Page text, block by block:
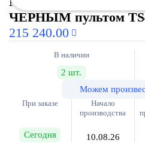
ЧЕРНЫМ пультом
215 240.00
В наличии
2 шт.
Можем
При заказе
Сегодня
Начало
производства
10.08.26